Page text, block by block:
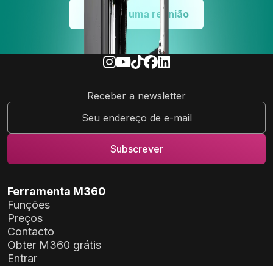
Agendar uma reunião
Receber a newsletter
Ferramenta M360
Funções
Preços
Contacto
Obter M360 grátis
Entrar